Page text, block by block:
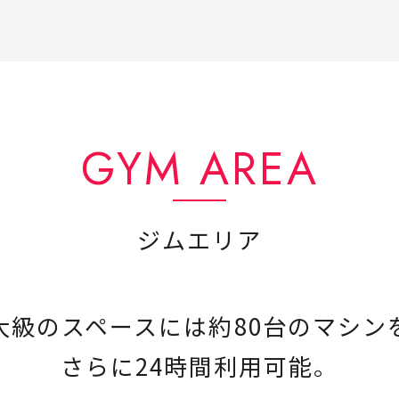
GYM AREA
ジムエリア
級のスペースには約80台のマシン
さらに24時間利用可能。